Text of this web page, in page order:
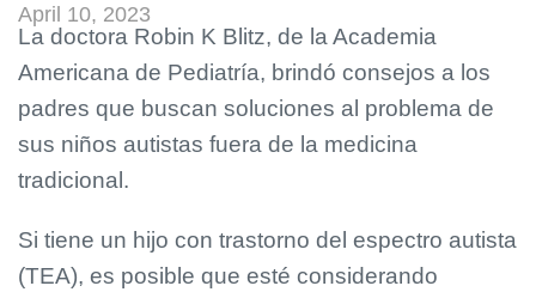
April 10, 2023
La doctora Robin K Blitz, de la Academia
Americana de Pediatría, brindó consejos a los
padres que buscan soluciones al problema de
sus niños autistas fuera de la medicina
tradicional.
Si tiene un hijo con trastorno del espectro autista
(TEA), es posible que esté considerando